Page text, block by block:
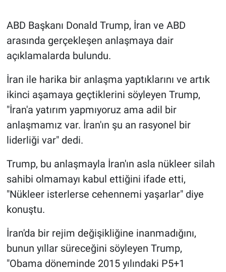
ABD Başkanı Donald Trump, İran ve ABD
arasında gerçekleşen anlaşmaya dair
açıklamalarda bulundu.
İran ile harika bir anlaşma yaptıklarını ve artık
ikinci aşamaya geçtiklerini söyleyen Trump,
"İran'a yatırım yapmıyoruz ama adil bir
anlaşmamız var. İran'ın şu an rasyonel bir
liderliği var" dedi.
Trump, bu anlaşmayla İran'ın asla nükleer silah
sahibi olmamayı kabul ettiğini ifade etti,
"Nükleer isterlerse cehennemi yaşarlar" diye
konuştu.
İran'da bir rejim değişikliğine inanmadığını,
bunun yıllar süreceğini söyleyen Trump,
"Obama döneminde 2015 yılındaki P5+1
Gündem Özel
Günün görüntüsü
Haber
İlan
Kimdir
Kültür Sanat
Ne demişti
Nedir
Popüler